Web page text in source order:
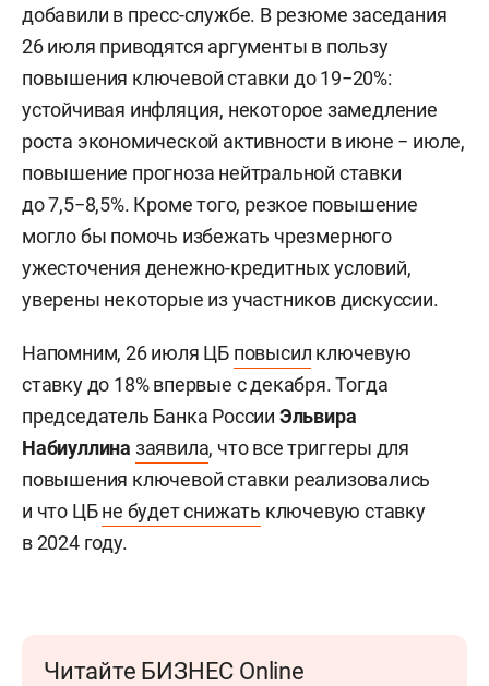
добавили в пресс-службе. В резюме заседания
26 июля приводятся аргументы в пользу
повышения ключевой ставки до 19−20%:
устойчивая инфляция, некоторое замедление
роста экономической активности в июне − июле,
повышение прогноза нейтральной ставки
до 7,5−8,5%. Кроме того, резкое повышение
могло бы помочь избежать чрезмерного
ужесточения денежно-кредитных условий,
уверены некоторые из участников дискуссии.
Напомним, 26 июля ЦБ повысил ключевую
ставку до 18% впервые с декабря. Тогда
председатель Банка России Эльвира
Набиуллина заявила, что все триггеры для
повышения ключевой ставки реализовались
и что ЦБне будет снижать ключевую ставку
в 2024 году.
Читайте БИЗНЕС Online